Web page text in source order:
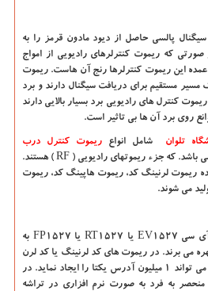
پالسی حاصل از دیود مادون قرمز را به
که ریموت کنترلرهای رادیویی از امواج
عمده این ریموت کنترلرها رنج آن هاست. ریموت
مسیر مستقیم برای دریافت سیگنال دارند و برد
کنترل های رادیویی برد بسیار بالایی دارند
روی برد آن ها بی تاثیر است.
تلوان شامل انواع ریموت کنترل درب
باشد. که جزء ریموتهای رادیویی ( RF ) هستند.
ریموت لرنینگ کد، ریموت هاپینگ کد، ریموت
می شوند.
آی سی EV1527یا RT1527 یا FP1527 به
می برند. در ریموت های کد لرنینگ یا کد لرن
آدرس یک کد ۲۰ بیتی است که می تواند ۱ میلیون آدرس یکتا را ایجاد نماید. در
به فرد به صورت نرم افزاری در تراشه